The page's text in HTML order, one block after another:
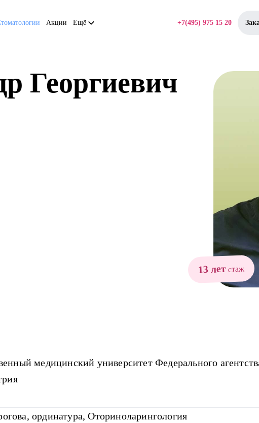
Акции Ещё +7(495) 975 15 20
Георгиевич
13 летстаж
медицинский университет Федерального
ординатура, Оториноларингология